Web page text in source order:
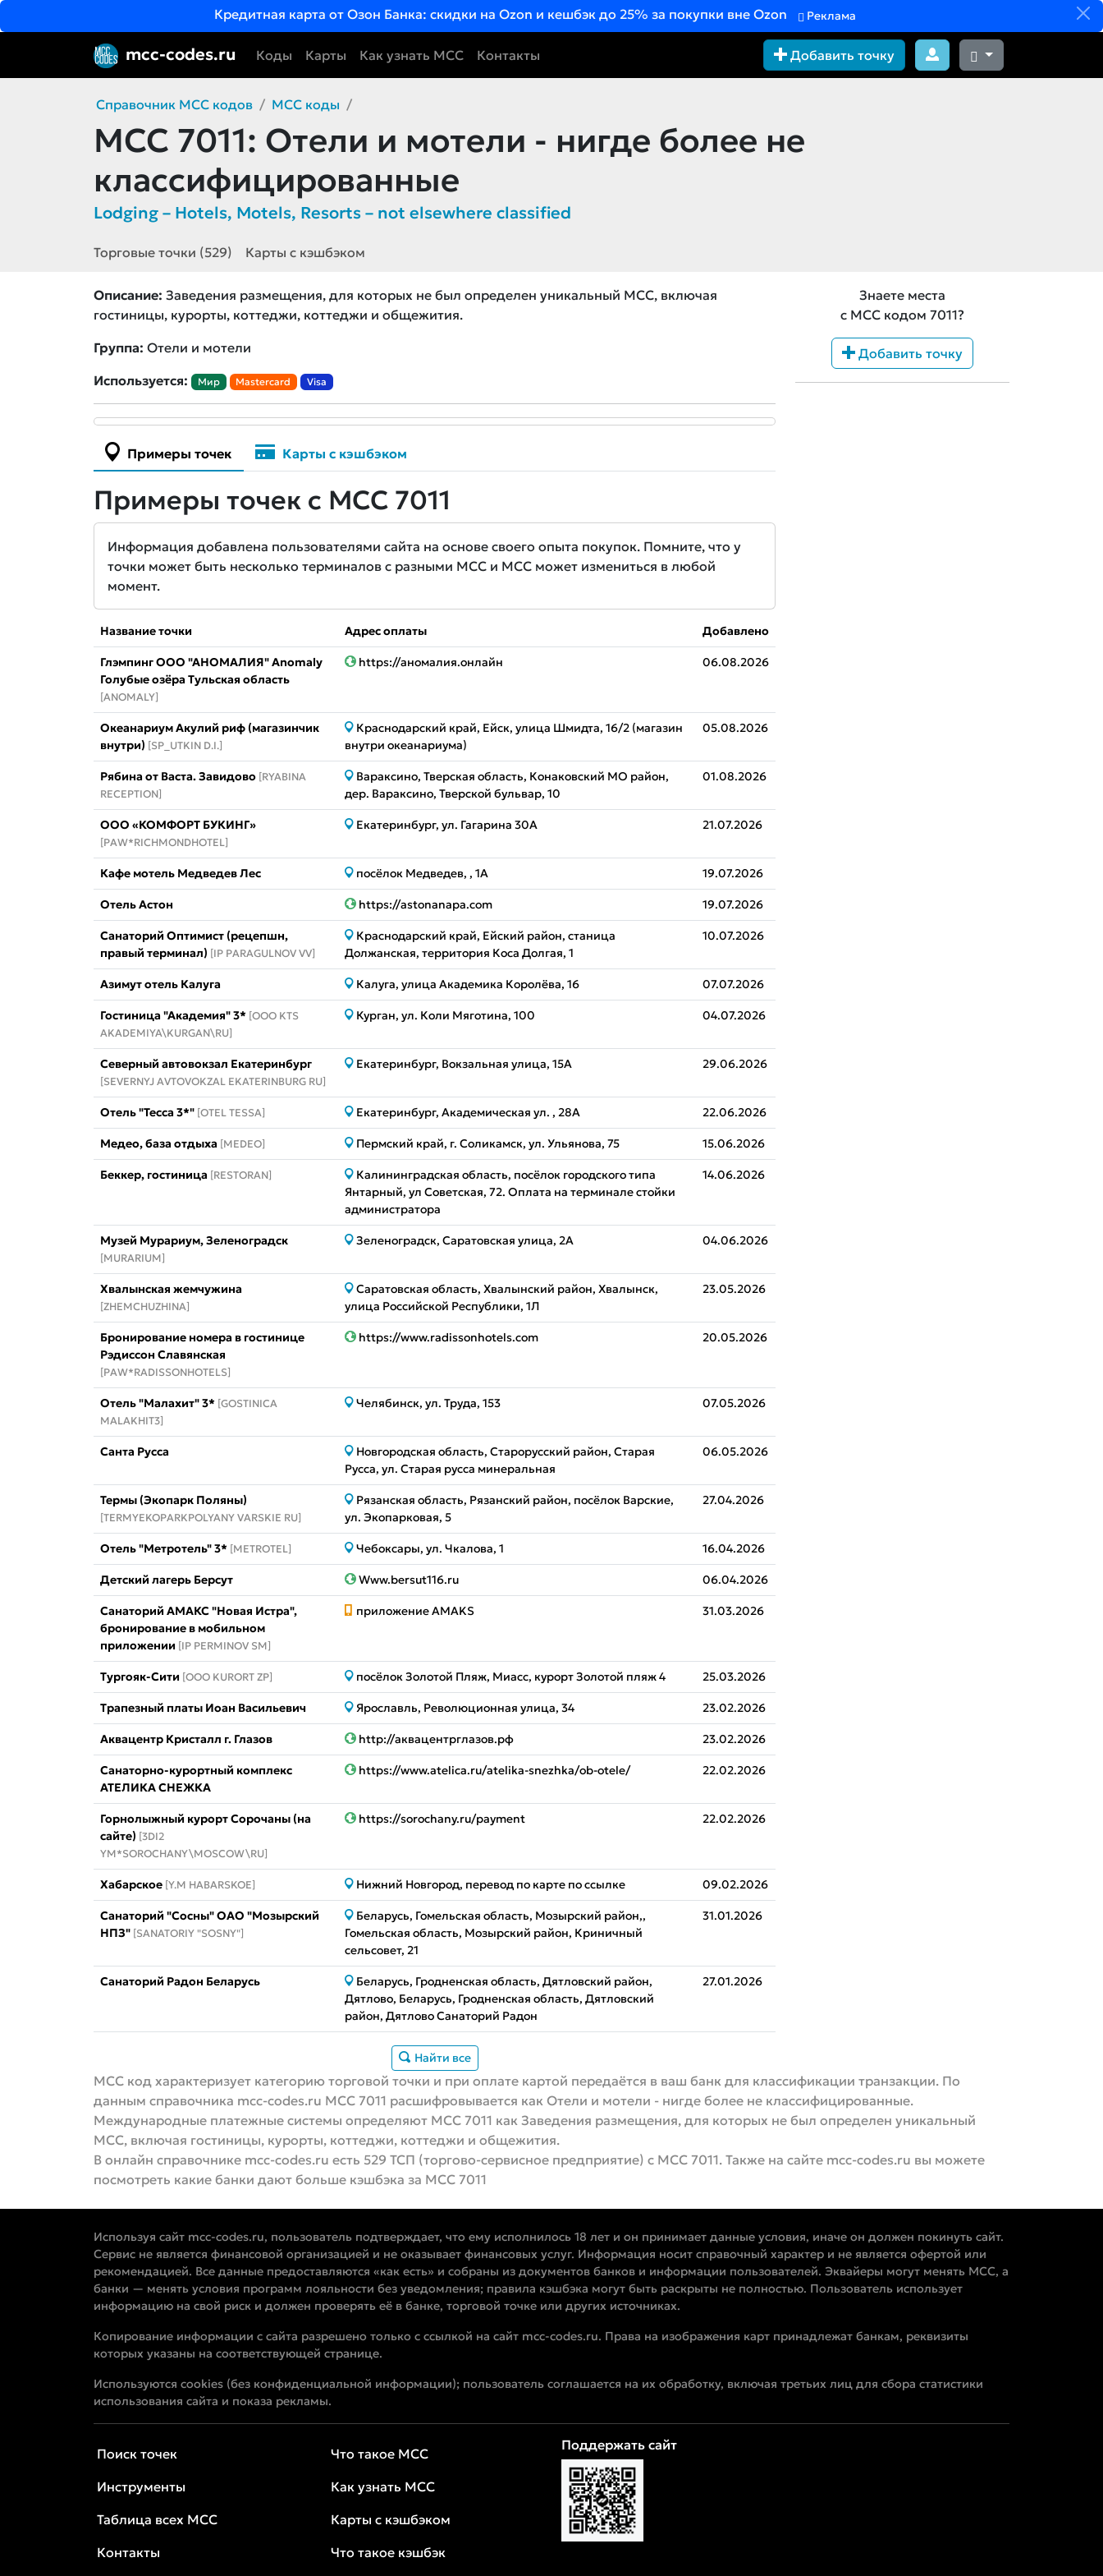
Кредитная карта от Озон Банка: скидки на Ozon и кешбэк до 25% за покупки вне Ozon Реклама
mcc-codes.ru Коды Карты Как узнать MCC Контакты Добавить точку
Справочник MCC кодов MCC коды
MCC 7011: Отели и мотели - нигде более не
классифицированные
Lodging – Hotels, Motels, Resorts – not elsewhere classified
Торговые точки (529) Карты с кэшбэком
Описание: Заведения размещения, для которых не был определен уникальный MCC, включая
гостиницы, курорты, коттеджи, коттеджи и общежития.
Группа: Отели и мотели
Используется:
Мир Mastercard Visa
Примеры точек Карты с кэшбэком
Примеры точек с MCC 7011
Информация добавлена пользователями сайта на основе своего опыта покупок. Помните, что у
точки может быть несколько терминалов с разными MCC и MCC может измениться в любой
момент.
Название точки Адрес оплаты Добавлено
Глэмпинг ООО "АНОМАЛИЯ" Anomaly
Голубые озёра Тульская область
[ANOMALY]
https://аномалия.онлайн 06.08.2026
Океанариум Акулий риф (магазинчик
внутри) [SP_UTKIN D.I.]
Краснодарский край, Ейск, улица Шмидта, 16/2 (магазин
внутри океанариума)
05.08.2026
Рябина от Васта. Завидово [RYABINA
RECEPTION]
Вараксино, Тверская область, Конаковский МО район,
дер. Вараксино, Тверской бульвар, 10
01.08.2026
ООО «КОМФОРТ БУКИНГ»
[PAW*RICHMONDHOTEL]
Екатеринбург, ул. Гагарина 30А 21.07.2026
Кафе мотель Медведев Лес посёлок Медведев, , 1А 19.07.2026
Отель Астон https://astonanapa.com 19.07.2026
Санаторий Оптимист (рецепшн,
правый терминал) [IP PARAGULNOV VV]
Краснодарский край, Ейский район, станица
Должанская, территория Коса Долгая, 1
10.07.2026
Азимут отель Калуга Калуга, улица Академика Королёва, 16 07.07.2026
Гостиница "Академия" 3* [OOO KTS
AKADEMIYA\KURGAN\RU]
Курган, ул. Коли Мяготина, 100 04.07.2026
Северный автовокзал Екатеринбург
[SEVERNYJ AVTOVOKZAL EKATERINBURG RU]
Екатеринбург, Вокзальная улица, 15А 29.06.2026
Отель "Тесса 3*" [OTEL TESSA] Екатеринбург, Академическая ул. , 28А 22.06.2026
Медео, база отдыха [MEDEO] Пермский край, г. Соликамск, ул. Ульянова, 75 15.06.2026
Беккер, гостиница [RESTORAN]
Калининградская область, посёлок городского типа
Янтарный, ул Советская, 72. Оплата на терминале стойки
администратора
14.06.2026
Музей Мурариум, Зеленоградск
[MURARIUM]
Зеленоградск, Саратовская улица, 2А 04.06.2026
Хвалынская жемчужина
[ZHEMCHUZHINA]
Саратовская область, Хвалынский район, Хвалынск,
улица Российской Республики, 1Л
23.05.2026
Бронирование номера в гостинице
Рэдиссон Славянская
[PAW*RADISSONHOTELS]
https://www.radissonhotels.com 20.05.2026
Отель "Малахит" 3* [GOSTINICA
MALAKHIT3]
Челябинск, ул. Труда, 153 07.05.2026
Санта Русса
Новгородская область, Старорусский район, Старая
Русса, ул. Старая русса минеральная
06.05.2026
Термы (Экопарк Поляны)
[TERMYEKOPARKPOLYANY VARSKIE RU]
Рязанская область, Рязанский район, посёлок Варские,
ул. Экопарковая, 5
27.04.2026
Отель "Метротель" 3* [METROTEL] Чебоксары, ул. Чкалова, 1 16.04.2026
Детский лагерь Берсут Www.bersut116.ru 06.04.2026
Санаторий АМАКС "Новая Истра",
бронирование в мобильном
приложении [IP PERMINOV SM]
приложение AMAKS 31.03.2026
Тургояк-Сити [OOO KURORT ZP] посёлок Золотой Пляж, Миасс, курорт Золотой пляж 4 25.03.2026
Трапезный платы Иоан Васильевич Ярославль, Революционная улица, 34 23.02.2026
Аквацентр Кристалл г. Глазов http://аквацентрглазов.рф 23.02.2026
Санаторно-курортный комплекс
АТЕЛИКА СНЕЖКА
https://www.atelica.ru/atelika-snezhka/ob-otele/ 22.02.2026
Горнолыжный курорт Сорочаны (на
сайте) [3DI2
YM*SOROCHANY\MOSCOW\RU]
https://sorochany.ru/payment 22.02.2026
Хабарское [Y.M HABARSKOE] Нижний Новгород, перевод по карте по ссылке 09.02.2026
Санаторий "Сосны" ОАО "Мозырский
НПЗ" [SANATORIY "SOSNY"]
Беларусь, Гомельская область, Мозырский район,,
Гомельская область, Мозырский район, Криничный
сельсовет, 21
31.01.2026
Санаторий Радон Беларусь
Беларусь, Гродненская область, Дятловский район,
Дятлово, Беларусь, Гродненская область, Дятловский
район, Дятлово Санаторий Радон
27.01.2026
Найти все
Знаете места
с MCC кодом 7011?
Добавить точку
MCC код характеризует категорию торговой точки и при оплате картой передаётся в ваш банк для классификации транзакции. По
данным справочника mcc-codes.ru MCC 7011 расшифровывается как Отели и мотели - нигде более не классифицированные.
Международные платежные системы определяют МСС 7011 как Заведения размещения, для которых не был определен уникальный
MCC, включая гостиницы, курорты, коттеджи, коттеджи и общежития.
В онлайн справочнике mcc-codes.ru есть 529 ТСП (торгово-сервисное предприятие) с MCC 7011. Также на сайте mcc-codes.ru вы можете
посмотреть какие банки дают больше кэшбэка за MCC 7011
Используя сайт mcc-codes.ru, пользователь подтверждает, что ему исполнилось 18 лет и он принимает данные условия, иначе он должен покинуть сайт.
Сервис не является финансовой организацией и не оказывает финансовых услуг. Информация носит справочный характер и не является офертой или
рекомендацией. Все данные предоставляются «как есть» и собраны из документов банков и информации пользователей. Эквайеры могут менять MCC, а
банки — менять условия программ лояльности без уведомления; правила кэшбэка могут быть раскрыты не полностью. Пользователь использует
информацию на свой риск и должен проверять её в банке, торговой точке или других источниках.
Копирование информации с сайта разрешено только с ссылкой на сайт mcc-codes.ru. Права на изображения карт принадлежат банкам, реквизиты
которых указаны на соответствующей странице.
Используются cookies (без конфиденциальной информации); пользователь соглашается на их обработку, включая третьих лиц для сбора статистики
использования сайта и показа рекламы.
Поиск точек
Инструменты
Таблица всех MCC
Контакты
Что такое MCC
Как узнать MCC
Карты с кэшбэком
Что такое кэшбэк
Поддержать сайт